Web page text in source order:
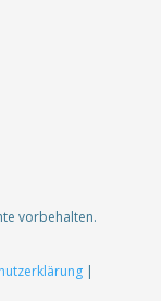
vorbehalten.
|